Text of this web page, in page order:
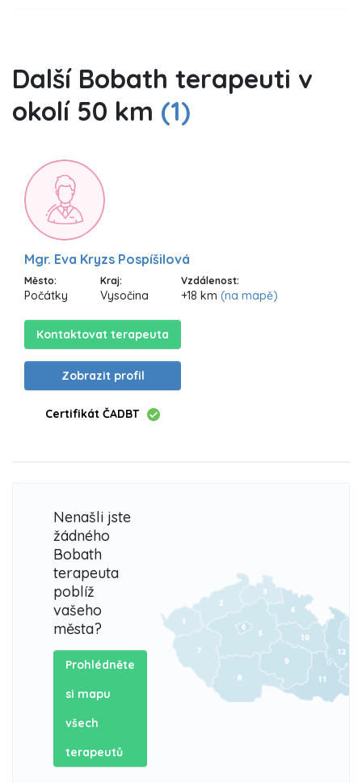
Další Bobath terapeuti v
okolí 50 km (1)
Mgr. Eva Kryzs Pospíšilová
Město:
Počátky
Kraj:
Vysočina
Vzdálenost:
+18 km (na mapě)
Kontaktovat terapeuta
Zobrazit profil
Certifikát ČADBT
Nenašli jste
žádného
Bobath
terapeuta
poblíž
vašeho
města?
Prohlédněte
si mapu
všech
terapeutů